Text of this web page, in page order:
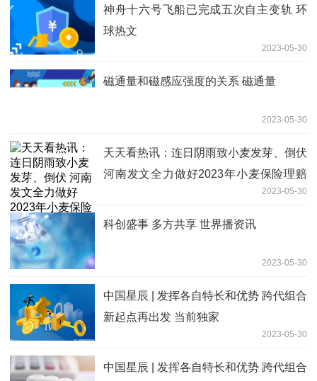
神舟十六号飞船已完成五次自主变轨 环
球热文
2023-05-30
磁通量和磁感应强度的关系 磁通量
2023-05-30
天天看热讯：连日阴雨致小麦发芽、倒伏
河南发文全力做好2023年小麦保险理赔
2023-05-30
科创盛事 多方共享 世界播资讯
2023-05-30
中国星辰 | 发挥各自特长和优势 跨代组合
新起点再出发 当前独家
2023-05-30
中国星辰 | 发挥各自特长和优势 跨代组合